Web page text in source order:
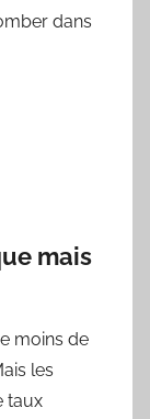
dans
mais
moins de
les
taux